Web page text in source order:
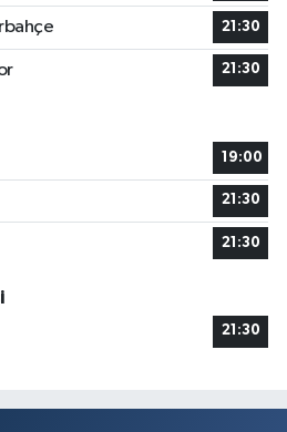
21:30
21:30
19:00
21:30
21:30
21:30